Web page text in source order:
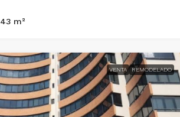
43 m²
VENTA REMODELADO